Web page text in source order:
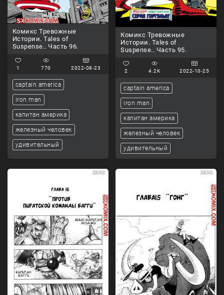
Комикс Тревожные
Истории. Tales of
Suspense.. Часть 96.
1 770 2022-08-23
captain america
iron man
капитан америка
железный человек
удивительный
Комикс Тревожные
Истории. Tales of
Suspense.. Часть 95.
2 4.2K 2022-10-25
captain america
iron man
капитан америка
железный человек
удивительный